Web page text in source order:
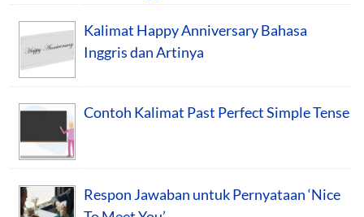
Kalimat Happy Anniversary Bahasa
Inggris dan Artinya
Contoh Kalimat Past Perfect Simple Tense
Respon Jawaban untuk Pernyataan ‘Nice